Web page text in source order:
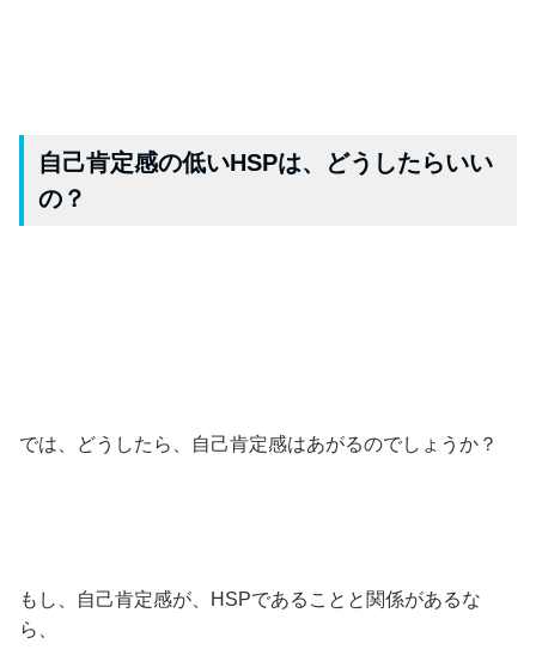
自己肯定感の低いHSPは、どうしたらいい
の？
では、どうしたら、自己肯定感はあがるのでしょうか？
もし、自己肯定感が、HSPであることと関係があるな
ら、